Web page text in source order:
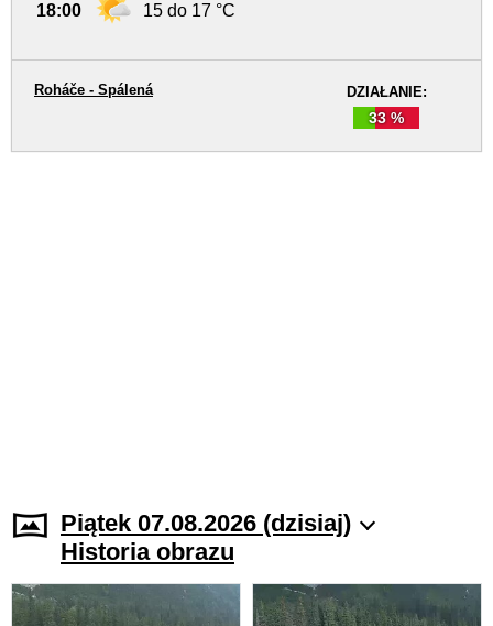
18:00 15 do 17 °C
DZIAŁANIE:
33 %
Roháče - Spálená
Piątek 07.08.2026 (dzisiaj)
Historia obrazu